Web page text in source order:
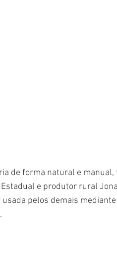
de forma natural e manual,
e produtor rural
pelos demais mediante